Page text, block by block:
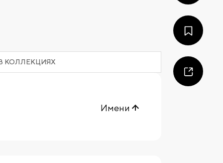
КОЛЛЕКЦИЯХ
Имени